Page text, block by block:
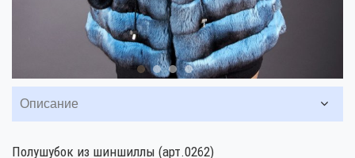
Описание
Полушубок из шиншиллы (арт.0262)